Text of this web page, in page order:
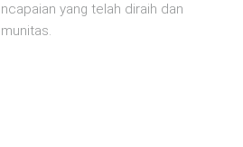
yang telah diraih dan